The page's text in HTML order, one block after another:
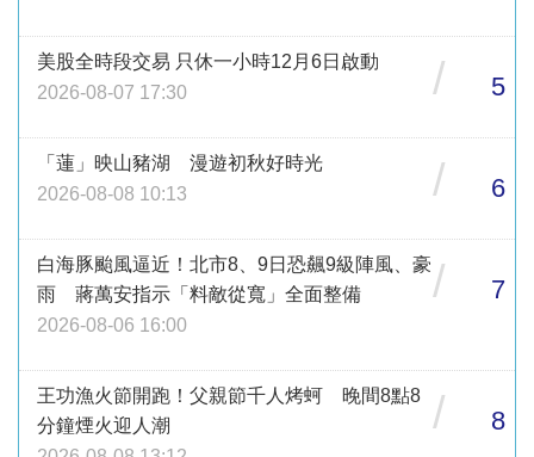
美股全時段交易 只休一小時12月6日啟動
2026-08-07 17:30
/ 5
「蓮」映山豬湖 漫遊初秋好時光
2026-08-08 10:13
/ 6
白海豚颱風逼近！北市8、9日恐飆9級陣風、豪
雨 蔣萬安指示「料敵從寬」全面整備
2026-08-06 16:00
/ 7
王功漁火節開跑！父親節千人烤蚵 晚間8點8
分鐘煙火迎人潮
/ 8